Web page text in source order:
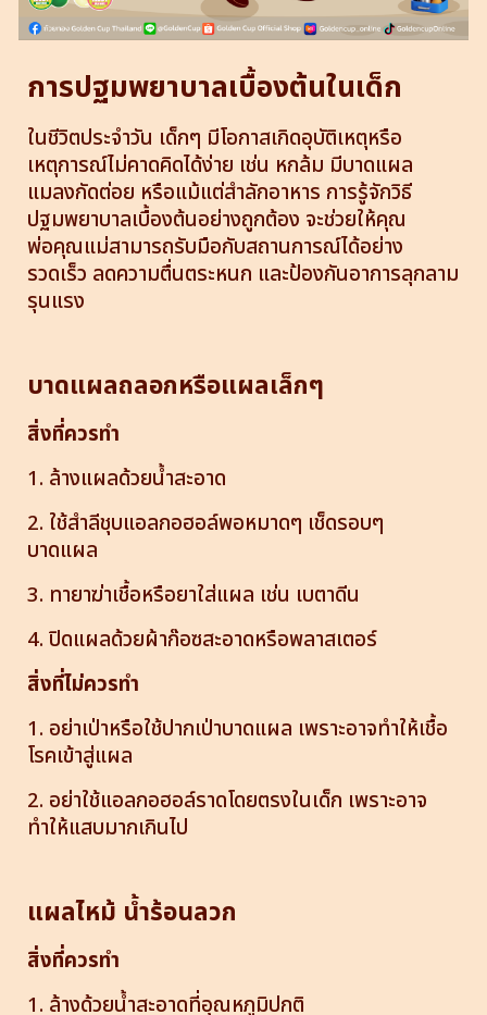
การปฐมพยาบาลเบื้องต้นในเด็ก
ในชีวิตประจำวัน เด็กๆ มีโอกาสเกิดอุบัติเหตุหรือ
เหตุการณ์ไม่คาดคิดได้ง่าย เช่น หกล้ม มีบาดแผล
แมลงกัดต่อย หรือแม้แต่สำลักอาหาร การรู้จักวิธี
ปฐมพยาบาลเบื้องต้นอย่างถูกต้อง จะช่วยให้คุณ
พ่อคุณแม่สามารถรับมือกับสถานการณ์ได้อย่าง
รวดเร็ว ลดความตื่นตระหนก และป้องกันอาการลุกลาม
รุนแรง
บาดแผลถลอกหรือแผลเล็กๆ
สิ่งที่ควรทำ
1. ล้างแผลด้วยน้ำสะอาด
2. ใช้สำลีชุบแอลกอฮอล์พอหมาดๆ เช็ดรอบๆ
บาดแผล
3. ทายาฆ่าเชื้อหรือยาใส่แผล เช่น เบตาดีน
4. ปิดแผลด้วยผ้าก๊อซสะอาดหรือพลาสเตอร์
สิ่งที่ไม่ควรทำ
1. อย่าเป่าหรือใช้ปากเป่าบาดแผล เพราะอาจทำให้เชื้อ
โรคเข้าสู่แผล
2. อย่าใช้แอลกอฮอล์ราดโดยตรงในเด็ก เพราะอาจ
ทำให้แสบมากเกินไป
แผลไหม้ น้ำร้อนลวก
สิ่งที่ควรทำ
1. ล้างด้วยน้ำสะอาดที่อุณหภูมิปกติ